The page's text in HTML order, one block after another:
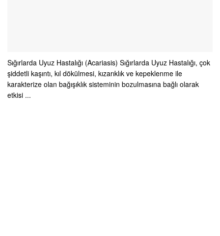
Sığırlarda Uyuz Hastalığı (Acariasis) Sığırlarda Uyuz Hastalığı, çok
şiddetli kaşıntı, kıl dökülmesi, kızarıklık ve kepeklenme ile
karakterize olan bağışıklık sisteminin bozulmasına bağlı olarak
etkisi ...